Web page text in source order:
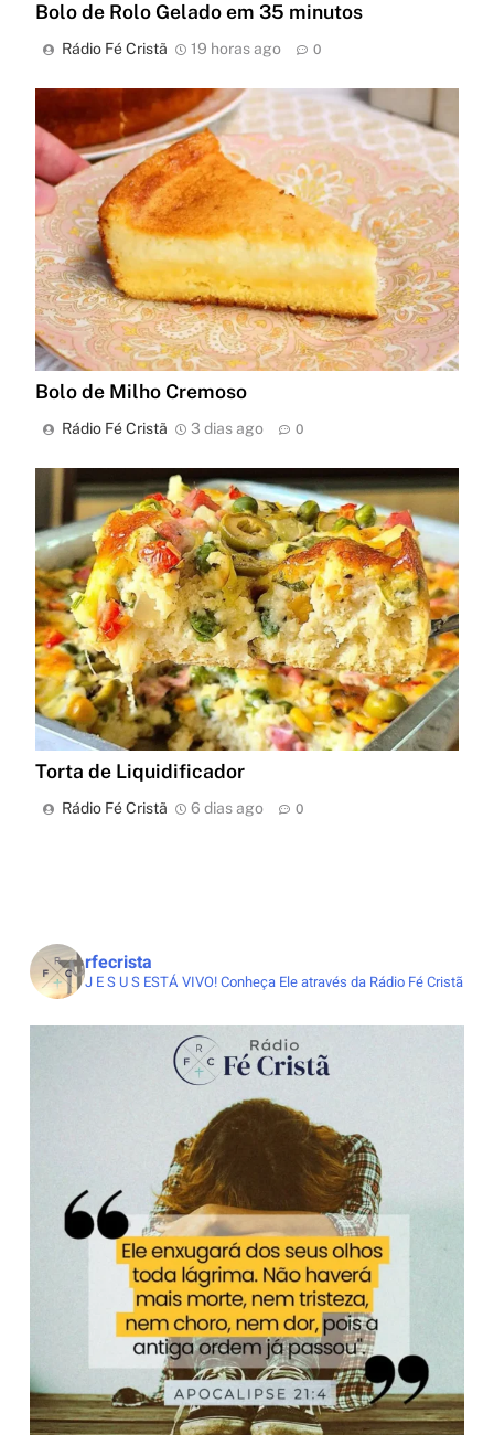
Bolo de Rolo Gelado em 35 minutos
Rádio Fé Cristã 19 horas ago 0
Bolo de Milho Cremoso
Rádio Fé Cristã 3 dias ago 0
Torta de Liquidificador
Rádio Fé Cristã 6 dias ago 0
rfecrista
J E S U S ESTÁ VIVO!Conheça Ele através da Rádio Fé Cristã